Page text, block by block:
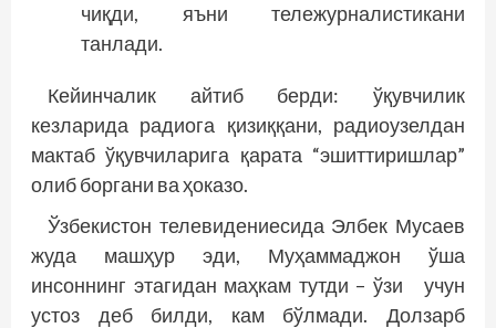
чиқди, яъни тележурналистикани
танлади.
Кейинчалик айтиб берди: ўқувчилик
кезларида радиога қизиққани, радиоузелдан
мактаб ўқувчиларига қарата “эшиттиришлар”
олиб боргани ва ҳоказо.
Ўзбекистон телевидениесида Элбек Мусаев
жуда машҳур эди, Муҳаммаджон ўша
инсоннинг этагидан маҳкам тутди – ўзи учун
устоз деб билди, кам бўлмади. Долзарб